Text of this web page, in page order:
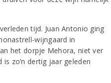
tijd. Juan Antonio ging
wijngaard in
het dorpje Mehora, niet ver
zo’n dertig jaar geleden